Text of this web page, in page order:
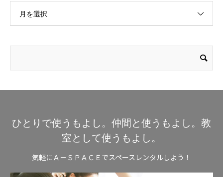
月を選択
ひとりで使うもよし。仲間と使うもよし。教
室として使うもよし。
気軽にＡ－ＳＰＡＣＥでスペースレンタルしよう！